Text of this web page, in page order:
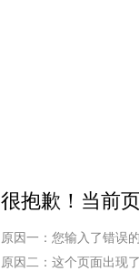
很抱歉！当前
原因一：您输入了错误
原因二：这个页面出现